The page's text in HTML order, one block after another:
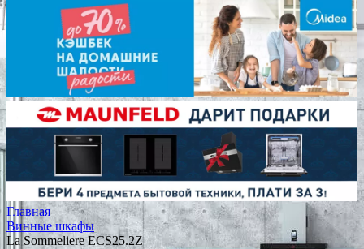
Главная
Винные шкафы
La Sommeliere ECS25.2Z